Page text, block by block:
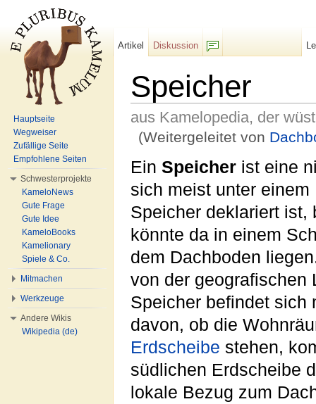
Speicher
aus Kamelopedia, der
(Weitergeleitet von
Ein Speicher ist eine
sich meist unter einem
Speicher deklariert ist,
könnte da in einem
dem Dachboden
von der geografischen
Speicher befindet sich
davon, ob die
Erdscheibe stehen,
südlichen Erdscheibe
lokale Bezug zum
Artikel
Diskussion
Hauptseite
Wegweiser
Zufällige Seite
Empfohlene Seiten
Schwesterprojekte
KameloNews
Gute Frage
Gute Idee
KameloBooks
Kamelionary
Spiele & Co.
Mitmachen
Werkzeuge
Andere Wikis
Wikipedia (de)